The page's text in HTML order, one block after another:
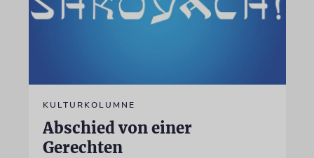
KULTURKOLUMNE
Abschied von einer
Gerechten